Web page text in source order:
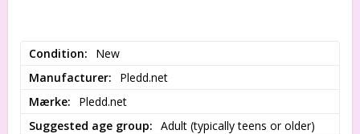
Condition
New
Manufacturer
Pledd.net
Mærke
Pledd.net
Suggested age group
Adult (typically teens or older)